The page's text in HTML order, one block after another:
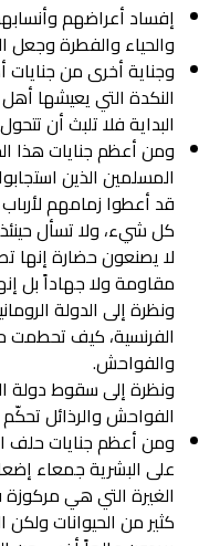
إفساد أعراضهم
والحياء والفطرة وجعل
وجناية أخرى من جنايات
النكدة التي يعيشها
البداية فلا تلبث أن
ومن أعظم جنايات هذا
المسلمين الذين
قد أعطوا زمامهم
كل شيء، ولا تسأل
لا يصنعون حضارة إنها
مقاومة ولا جهاداً بل
ونظرة إلى الدولة
الفرنسية، كيف تحطمت
والفواحش.
ونظرة إلى سقوط دولة
الفواحش والرذائل
ومن أعظم جنايات حلف
على البشرية جمعاء
الغيرة التي هي مركوزة
كثير من الحيوانات